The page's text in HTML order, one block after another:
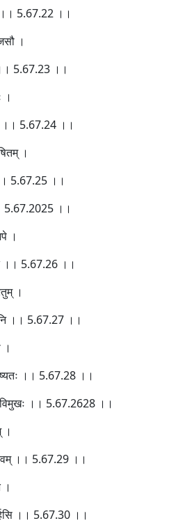
।। 5.67.22 ।।
।
।। 5.67.23 ।।
।
।। 5.67.24 ।।
।
5.67.25 ।।
5.67.2025 ।।
।
।। 5.67.26 ।।
।
।। 5.67.27 ।।
।
।। 5.67.28 ।।
।। 5.67.2628 ।।
।
।। 5.67.29 ।।
।
।। 5.67.30 ।।